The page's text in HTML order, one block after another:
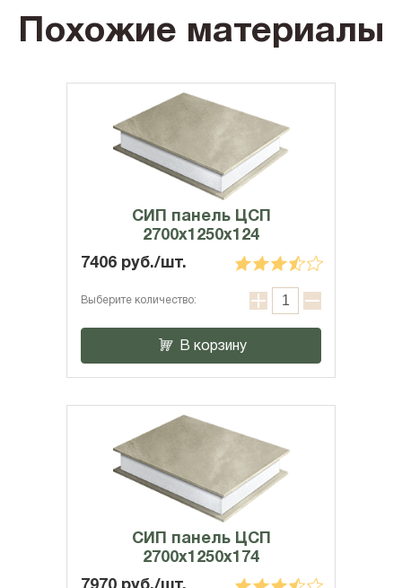
Похожие материалы
СИП панель ЦСП
2700x1250x124
7406 руб./шт.
Выберите количество:
В корзину
СИП панель ЦСП
2700x1250x174